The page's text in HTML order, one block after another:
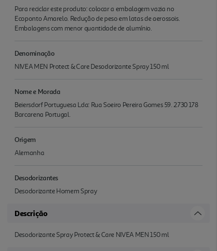
Para reciclar este produto: colocar a embalagem vazia no
Ecoponto Amarelo. Redução de peso em latas de aerossois.
Embalagens com menor quantidade de alumínio.
Denominação
NIVEA MEN Protect & Care Desodorizante Spray 150 ml
Nome e Morada
Beiersdorf Portuguesa Lda: Rua Soeiro Pereira Gomes 59. 2730 178
Barcarena Portugal.
Origem
Alemanha
Desodorizantes
Desodorizante Homem Spray
Descrição
Desodorizante Spray Protect & Care NIVEA MEN 150 ml